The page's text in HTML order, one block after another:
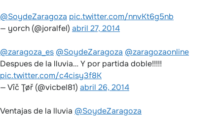
@SoydeZaragoza pic.twitter.com/nnvKt6g5nb
— yorch (@joralfel) abril 27, 2014
@zaragoza_es @SoydeZaragoza @zaragozaonline
Despues de la lluvia… Y por partida doble!!!!!
pic.twitter.com/c4cisy3f8K
— Vîč Ţøř (@vicbel81) abril 26, 2014
Ventajas de la lluvia @SoydeZaragoza